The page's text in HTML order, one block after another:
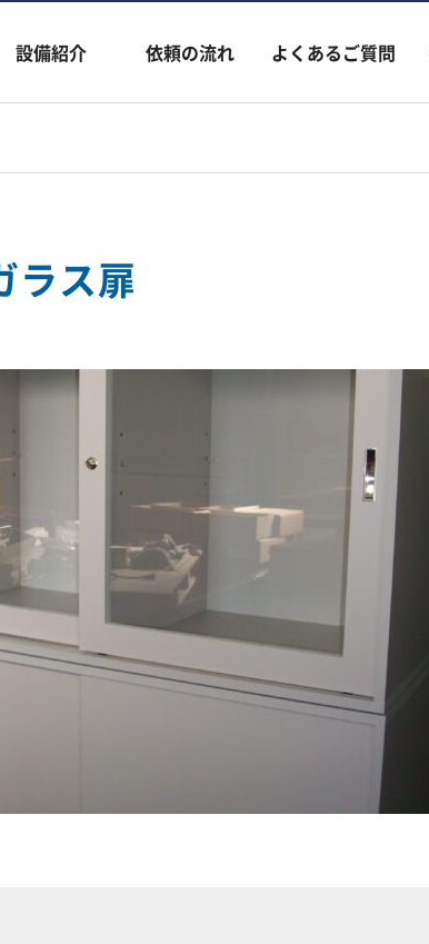
設備紹介 依頼の流れ よくあるご質問
ラス扉